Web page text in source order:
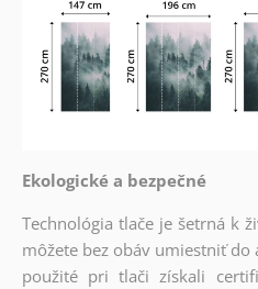
Ekologické a bezpečné
Technológia tlače je šetrná k
môžete bez obáv umiestniť
použité pri tlači získali